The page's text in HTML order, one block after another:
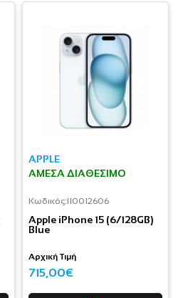
APPLE
ΆΜΕΣΑ ΔΙΑΘΈΣΙΜΟ
Κωδικός:I10012606
Apple iPhone 15 (6/128GB)
Blue
Αρχική Τιμή
715,00€